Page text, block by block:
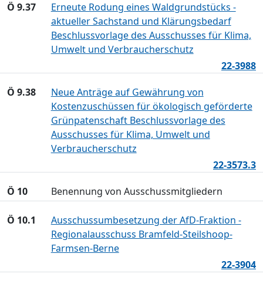
Ö 9.37
Erneute Rodung eines Waldgrundstücks -
aktueller Sachstand und Klärungsbedarf
Beschlussvorlage des Ausschusses für Klima,
Umwelt und Verbraucherschutz
22-3988
Ö 9.38
Neue Anträge auf Gewährung von
Kostenzuschüssen für ökologisch geförderte
Grünpatenschaft Beschlussvorlage des
Ausschusses für Klima, Umwelt und
Verbraucherschutz
22-3573.3
Ö 10 Benennung von Ausschussmitgliedern
Ö 10.1
Ausschussumbesetzung der AfD-Fraktion -
Regionalausschuss Bramfeld-Steilshoop-
Farmsen-Berne
22-3904